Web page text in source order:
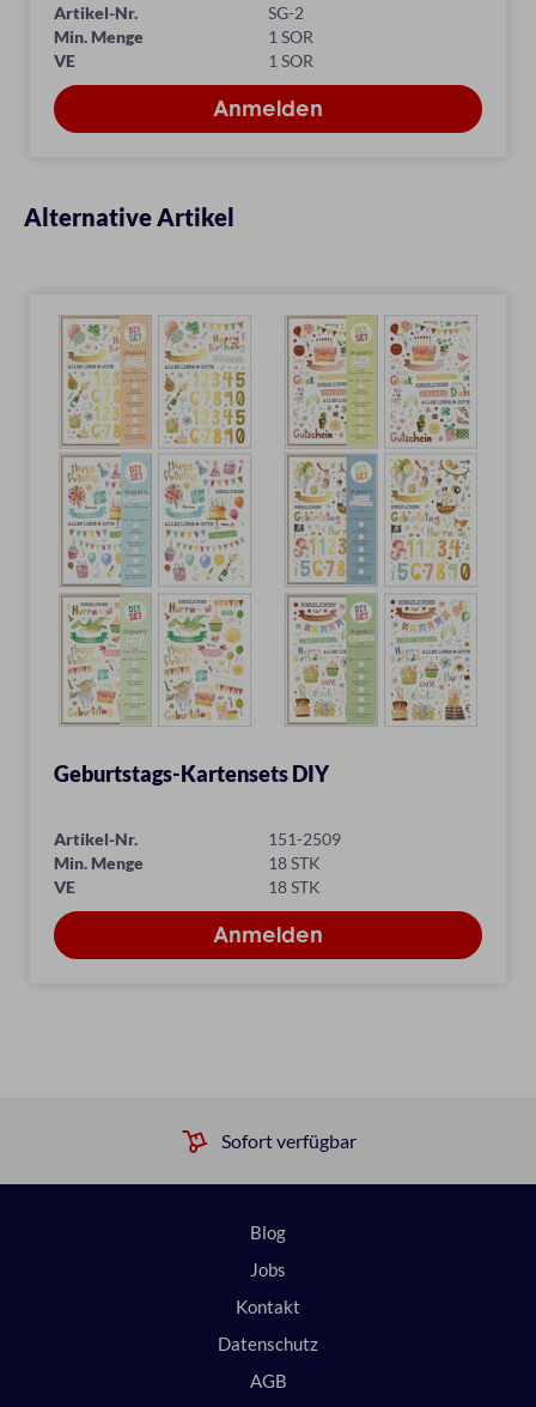
Artikel-Nr.
SG-2
Min. Menge
1 SOR
VE
1 SOR
Alternative Artikel
Geburtstags-Kartensets DIY
Artikel-Nr.
151-2509
Min. Menge
18 STK
VE
18 STK
Sofort verfügbar
Blog
Jobs
Kontakt
Datenschutz
AGB